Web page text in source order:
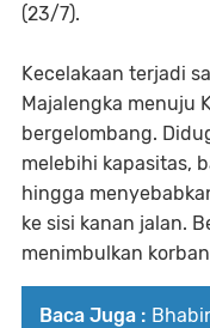
(23/7).
Kecelakaan terjadi
Majalengka menuju
bergelombang.
melebihi kapasitas,
hingga
ke sisi kanan jalan.
menimbulkan
Baca Juga :